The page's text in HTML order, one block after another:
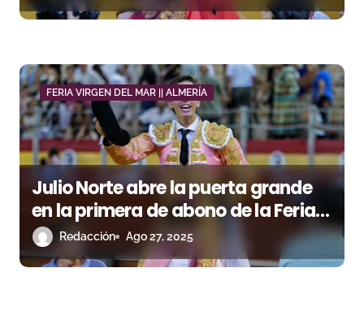
FERIA VIRGEN DEL MAR || ALMERÍA
Julio Norte abre la puerta grande
en la primera de abono de la Feria
de Almería
Redacción Ago 27, 2025